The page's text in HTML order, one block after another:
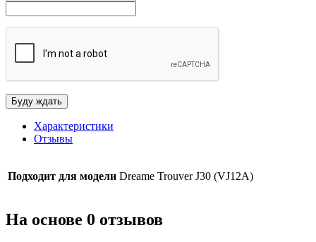
Характеристики
Отзывы
Подходит для модели Dreame Trouver J30 (VJ12A)
На основе 0 отзывов